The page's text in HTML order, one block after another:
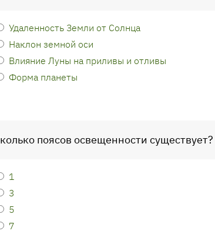
Удаленность Земли от Солнца
Наклон земной оси
Влияние Луны на приливы и отливы
Форма планеты
поясов освещенности существует?
1
3
5
7